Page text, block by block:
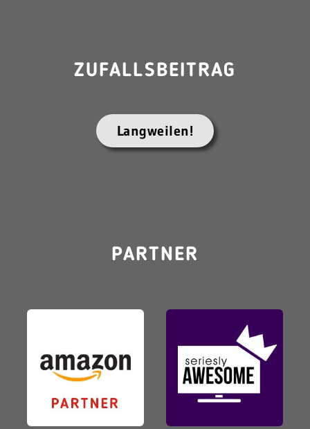
ZUFALLSBEITRAG
Langweilen!
PARTNER